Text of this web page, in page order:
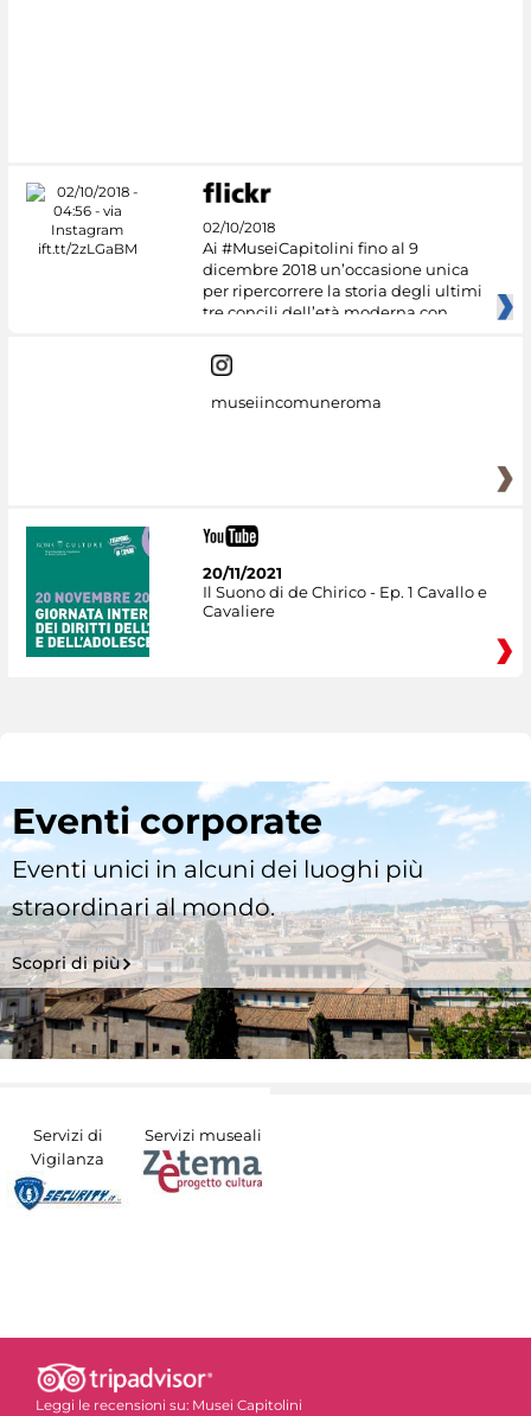
02/10/2018
Ai #MuseiCapitolini fino al 9
dicembre 2018 un’occasione unica
per ripercorrere la storia degli ultimi
tre concili dell’età moderna con
museiincomuneroma
20/11/2021
Il Suono di de Chirico - Ep. 1 Cavallo e
Cavaliere
Eventi corporate
Eventi unici in alcuni dei luoghi più
straordinari al mondo.
Scopri di più
Servizi di
Vigilanza
Servizi museali
Leggi le recensioni su: Musei Capitolini